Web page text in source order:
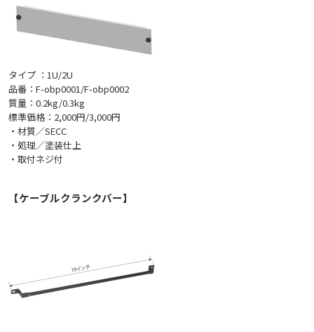
タイプ ：1U/2U
品番：F-obp0001/F-obp0002
質量：0.2kg/0.3kg
標準価格：2,000円/3,000円
・材質／SECC
・処理／塗装仕上
・取付ネジ付
【ケーブルクランクバー】